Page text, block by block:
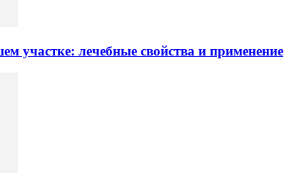
участке: лечебные свойства и применение